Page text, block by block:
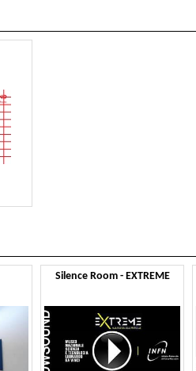
Silence Room - EXTREME